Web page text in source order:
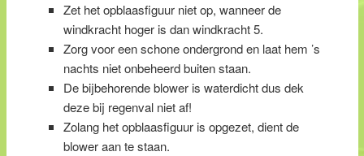
Zet het opblaasfiguur niet op, wanneer de
windkracht hoger is dan windkracht 5.
Zorg voor een schone ondergrond en laat hem ’s
nachts niet onbeheerd buiten staan.
De bijbehorende blower is waterdicht dus dek
deze bij regenval niet af!
Zolang het opblaasfiguur is opgezet, dient de
blower aan te staan.